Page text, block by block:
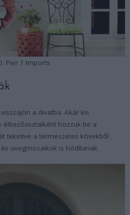
Pier 1 Imports
a divatba. Akár kis
hozzuk be a
tekintve a természetes kövekből
üvegmozaikok is hódítanak.